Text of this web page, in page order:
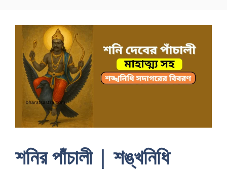
শনির পাঁচালী | শঙ্খনিধি